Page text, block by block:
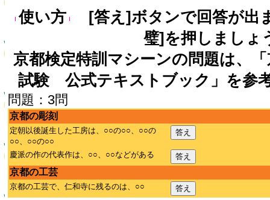
使い方
[答え]ボタンで回答が出
璧]を押しましょ
京都検定特訓マシーンの問題は、
試験 公式テキストブック」を参
問題：3問
京都の彫刻
定朝以後誕生した工房は、○○の○○、○○の
○○、○○の○○
答え
慶派の作の代表作は、○○、○○などがある 答え
京都の工芸
京都の工芸で、仁和寺に残るのは、○○ 答え